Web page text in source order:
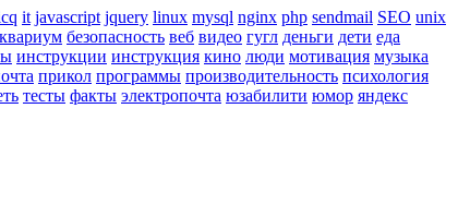
it javascript jquery linux mysql nginx php sendmail SEO unix
безопасность веб видео гугл деньги дети еда
инструкции инструкция кино люди мотивация музыка
прикол программы производительность психология
тесты факты электропочта юзабилити юмор яндекс